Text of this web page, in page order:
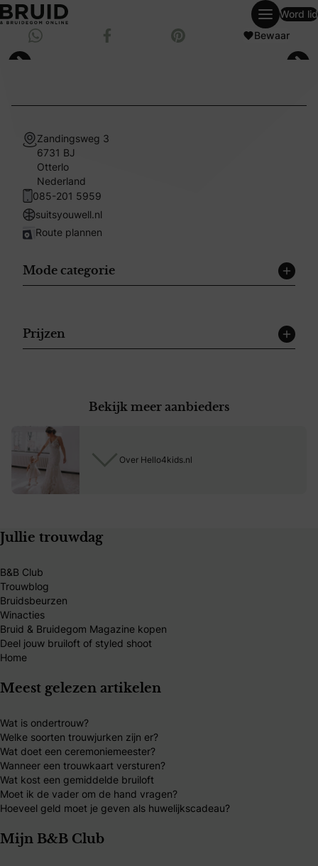
weddingpagesingle
Word lid
Deel via WhatsappDeel op FacebookBewaar op Pinterest
Bewaar
Zandingsweg 3
6731 BJ
Otterlo
Nederland
085-201 5959
suitsyouwell.nl
Route plannen
Mode categorie
Prijzen
Bekijk meer aanbieders
Over Hello4kids.nl
Jullie trouwdag
B&B Club
Trouwblog
Bruidsbeurzen
Winacties
Bruid & Bruidegom Magazine kopen
Deel jouw bruiloft of styled shoot
Home
Meest gelezen artikelen
Wat is ondertrouw?
Welke soorten trouwjurken zijn er?
Wat doet een ceremoniemeester?
Wanneer een trouwkaart versturen?
Wat kost een gemiddelde bruiloft
Moet ik de vader om de hand vragen?
Hoeveel geld moet je geven als huwelijkscadeau?
Mijn B&B Club